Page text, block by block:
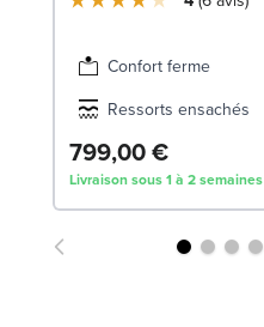
Confort ferme
Ressorts ensachés
799,00 €
Livraison sous 1 à 2 semaines